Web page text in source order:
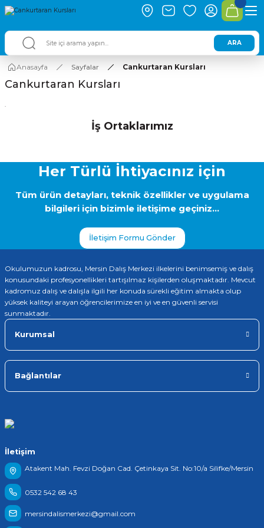
ARA
Anasayfa Sayfalar Cankurtaran Kursları
Cankurtaran Kursları
.
İş Ortaklarımız
Her Türlü İhtiyacınız için
Tüm ürün detayları, teknik özellikler ve uygulama
bilgileri için bizimle iletişime geçiniz...
İletişim Formu Gönder
Okulumuzun kadrosu, Mersin Dalış Merkezi ilkelerini benimsemiş ve dalış
konusundaki profesyonellikleri tartışılmaz kişilerden oluşmaktadır. Mevcut
kadromuz dalış ve dalışla ilgili her konuda sürekli eğitim almakta olup
yüksek kaliteyi arayan öğrencilerimize en iyi ve en güvenli servisi
sunmaktadır.
Kurumsal
Bağlantılar
İletişim
Atakent Mah. Fevzi Doğan Cad. Çetinkaya Sit. No:10/a Silifke/Mersin
0532 542 68 43
mersindalismerkezi@gmail.com